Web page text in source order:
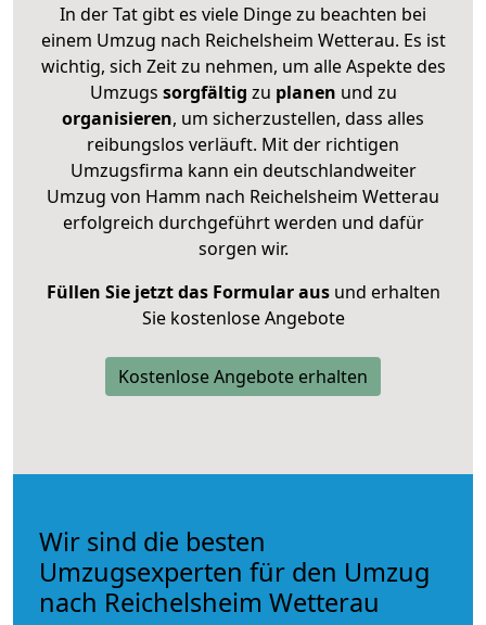
In der Tat gibt es viele Dinge zu beachten bei
einem Umzug nach Reichelsheim Wetterau. Es ist
wichtig, sich Zeit zu nehmen, um alle Aspekte des
Umzugs sorgfältig zu planen und zu
organisieren, um sicherzustellen, dass alles
reibungslos verläuft. Mit der richtigen
Umzugsfirma kann ein deutschlandweiter
Umzug von Hamm nach Reichelsheim Wetterau
erfolgreich durchgeführt werden und dafür
sorgen wir.
Füllen Sie jetzt das Formular ausund erhalten
Sie kostenlose Angebote
Kostenlose Angebote erhalten
Wir sind die besten
Umzugsexperten für den Umzug
nach Reichelsheim Wetterau